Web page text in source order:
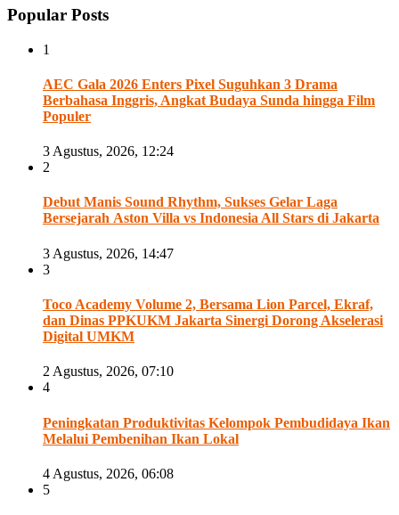
Popular Posts
1
AEC Gala 2026 Enters Pixel Suguhkan 3 Drama
Berbahasa Inggris, Angkat Budaya Sunda hingga Film
Populer
3 Agustus, 2026, 12:24
2
Debut Manis Sound Rhythm, Sukses Gelar Laga
Bersejarah Aston Villa vs Indonesia All Stars di Jakarta
3 Agustus, 2026, 14:47
3
Toco Academy Volume 2, Bersama Lion Parcel, Ekraf,
dan Dinas PPKUKM Jakarta Sinergi Dorong Akselerasi
Digital UMKM
2 Agustus, 2026, 07:10
4
Peningkatan Produktivitas Kelompok Pembudidaya Ikan
Melalui Pembenihan Ikan Lokal
4 Agustus, 2026, 06:08
5